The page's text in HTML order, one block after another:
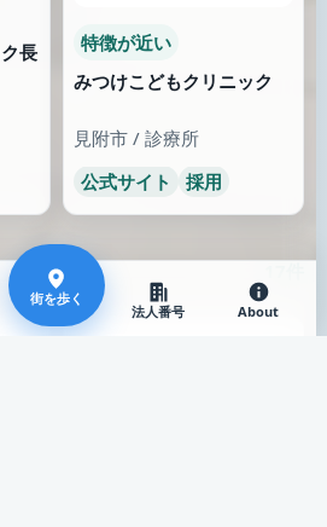
長
特徴が近い
みつけこどもクリニック
見附市 / 診療所
公式サイト
採用
てみる
街を歩く
法人番号 About